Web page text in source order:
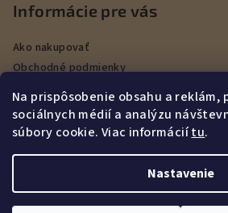
Na prispôsobenie obsahu a
sociálnych médií a analýzu
súbory cookie. Viac informáciítu.
Nastavenie
Informácie pre vás
Ako nakupovať
Obchodné podmienky
Podmienky ochrany osobných údajov
Veľkoobchod
Kontakty